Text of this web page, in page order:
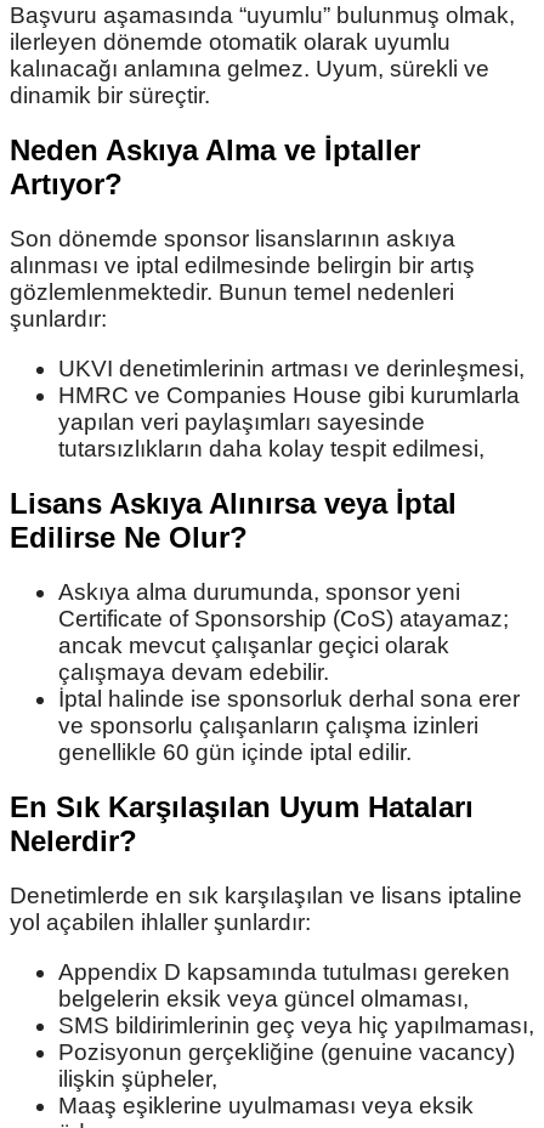
Başvuru aşamasında “uyumlu” bulunmuş olmak,
ilerleyen dönemde otomatik olarak uyumlu
kalınacağı anlamına gelmez. Uyum, sürekli ve
dinamik bir süreçtir.
Neden Askıya Alma ve İptaller
Artıyor?
Son dönemde sponsor lisanslarının askıya
alınması ve iptal edilmesinde belirgin bir artış
gözlemlenmektedir. Bunun temel nedenleri
şunlardır:
UKVI denetimlerinin artması ve derinleşmesi,
HMRC ve Companies House gibi kurumlarla
yapılan veri paylaşımları sayesinde
tutarsızlıkların daha kolay tespit edilmesi,
Lisans Askıya Alınırsa veya İptal
Edilirse Ne Olur?
Askıya alma durumunda, sponsor yeni
Certificate of Sponsorship (CoS) atayamaz;
ancak mevcut çalışanlar geçici olarak
çalışmaya devam edebilir.
İptal halinde ise sponsorluk derhal sona erer
ve sponsorlu çalışanların çalışma izinleri
genellikle 60 gün içinde iptal edilir.
En Sık Karşılaşılan Uyum Hataları
Nelerdir?
Denetimlerde en sık karşılaşılan ve lisans iptaline
yol açabilen ihlaller şunlardır:
Appendix D kapsamında tutulması gereken
belgelerin eksik veya güncel olmaması,
SMS bildirimlerinin geç veya hiç yapılmaması,
Pozisyonun gerçekliğine (genuine vacancy)
ilişkin şüpheler,
Maaş eşiklerine uyulmaması veya eksik